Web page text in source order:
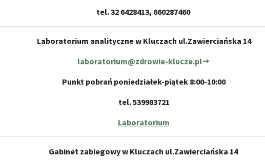
tel. 32 6428413, 660287460
Laboratorium analityczne w Kluczach ul.Zawierciańska 14
laboratorium@zdrowie-klucze.pl
Punkt pobrań poniedziałek-piątek 8:00-10:00
tel. 539983721
Laboratorium
Gabinet zabiegowy w Kluczach ul.Zawierciańska 14